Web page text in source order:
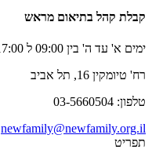
קבלת קהל בתיאום מראש
ימים א' עד ה' בין 09:00 ל 17:00
רח' טיומקין 16, תל אביב
טלפון: 03-5660504
newfamily@newfamily.org.il
תפריט